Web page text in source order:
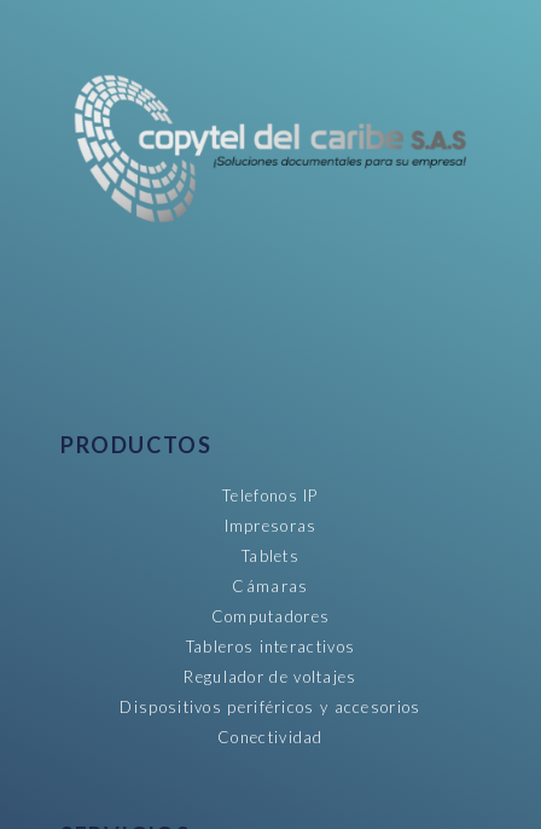
PRODUCTOS
Telefonos IP
Impresoras
Tablets
Cámaras
Computadores
Tableros interactivos
Regulador de voltajes
Dispositivos periféricos y accesorios
Conectividad